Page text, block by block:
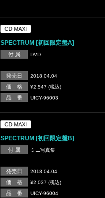
CD MAXI
SPECTRUM [初回限定盤A]
付 属 DVD
発売日 2018.04.04
価 格 ¥2,547 (税込)
品 番 UICY-96003
CD MAXI
SPECTRUM [初回限定盤B]
付 属 ミニ写真集
発売日 2018.04.04
価 格 ¥2,037 (税込)
品 番 UICY-96004